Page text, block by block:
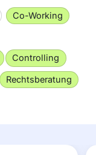
Co-Working
Controlling
Rechtsberatung